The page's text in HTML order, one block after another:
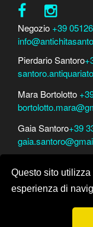
Questo sito
esperienza di
Negozio +39
Pierdario Santoro
Mara Bortolotto
Gaia Santoro+39
Mara Bortolotto
Dario Santoro